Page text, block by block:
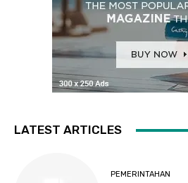
LATEST ARTICLES
PEMERINTAHAN